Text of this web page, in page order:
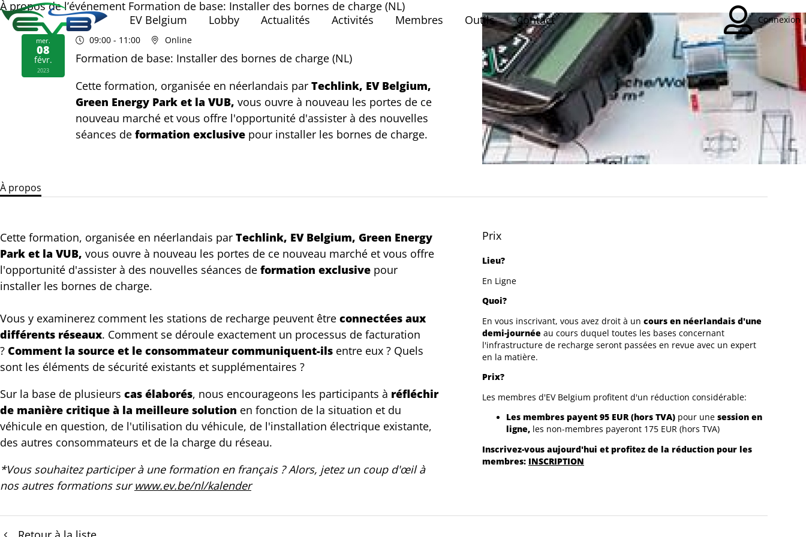
EV Belgium Lobby Actualités Activités Membres Outils Contact Connexion
À propos de l’événement Formation de base: Installer des bornes de charge (NL)
mer.
08
févr.
2023
09:00 - 11:00 Online
Formation de base: Installer des bornes de charge (NL)
Cette formation, organisée en néerlandais par Techlink, EV Belgium,
Green Energy Park et la VUB, vous ouvre à nouveau les portes de ce
nouveau marché et vous offre l'opportunité d'assister à des nouvelles
séances de formation exclusive pour installer les bornes de charge.
À propos
Cette formation, organisée en néerlandais par Techlink, EV Belgium, Green Energy
Park et la VUB, vous ouvre à nouveau les portes de ce nouveau marché et vous offre
l'opportunité d'assister à des nouvelles séances de formation exclusive pour
installer les bornes de charge.
Vous y examinerez comment les stations de recharge peuvent être connectées aux
différents réseaux. Comment se déroule exactement un processus de facturation
? Comment la source et le consommateur communiquent-ils entre eux ? Quels
sont les éléments de sécurité existants et supplémentaires ?
Sur la base de plusieurs cas élaborés, nous encourageons les participants à réfléchir
de manière critique à la meilleure solution en fonction de la situation et du
véhicule en question, de l'utilisation du véhicule, de l'installation électrique existante,
des autres consommateurs et de la charge du réseau.
*Vous souhaitez participer à une formation en français ? Alors, jetez un coup d'œil à
nos autres formations surwww.ev.be/nl/kalender
Prix
Lieu?
En Ligne
Quoi?
En vous inscrivant, vous avez droit à un cours en néerlandais d'une
demi-journée au cours duquel toutes les bases concernant
l'infrastructure de recharge seront passées en revue avec un expert
en la matière.
Prix?
Les membres d'EV Belgium profitent d'un réduction considérable:
Les membres payent 95 EUR (hors TVA) pour une session en
ligne, les non-membres payeront 175 EUR (hors TVA)
Inscrivez-vous aujourd'hui et profitez de la réduction pour les
membres: INSCRIPTION